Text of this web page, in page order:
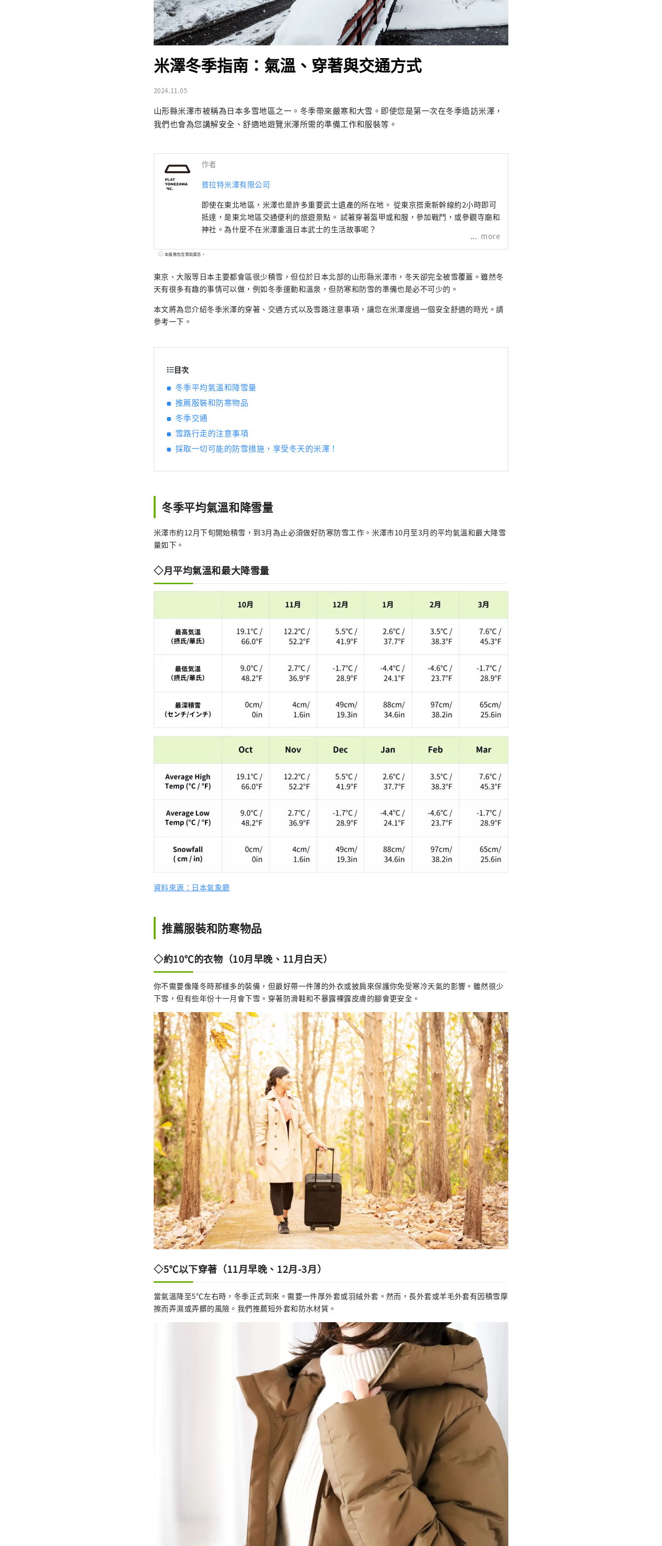
米澤冬季指南：氣溫、穿著與交通方式
2024.11.05
山形縣米澤市被稱為日本多雪地區之一。冬季帶來嚴寒和大雪。即使您是第一次在冬季造訪米澤，
我們也會為您講解安全、舒適地遊覽米澤所需的準備工作和服裝等。
作者
普拉特米澤有限公司
即使在東北地區，米澤也是許多重要武士遺產的所在地。 從東京搭乘新幹線約2小時即可
抵達，是東北地區交通便利的旅遊景點。 試著穿著盔甲或和服，參加戰鬥，或參觀寺廟和
神社。為什麼不在米澤重溫日本武士的生活故事呢？
more
本服務包含贊助廣告。
東京、大阪等日本主要都會區很少積雪，但位於日本北部的山形縣米澤市，冬天卻完全被雪覆蓋。雖然冬
天有很多有趣的事情可以做，例如冬季運動和溫泉，但防寒和防雪的準備也是必不可少的。
本文將為您介紹冬季米澤的穿著、交通方式以及雪路注意事項，讓您在米澤度過一個安全舒適的時光。請
參考一下。
目次
冬季平均氣溫和降雪量
推薦服裝和防寒物品
冬季交通
雪路行走的注意事項
採取一切可能的防雪措施，享受冬天的米澤！
冬季平均氣溫和降雪量
米澤市約12月下旬開始積雪，到3月為止必須做好防寒防雪工作。米澤市10月至3月的平均氣溫和最大降雪
量如下。
◇月平均氣溫和最大降雪量
資料來源：日本氣象廳
推薦服裝和防寒物品
◇約10℃的衣物（10月早晚、11月白天）
你不需要像隆冬時那樣多的裝備，但最好帶一件薄的外衣或披肩來保護你免受寒冷天氣的影響。雖然很少
下雪，但有些年份十一月會下雪。穿著防滑鞋和不暴露裸露皮膚的腳會更安全。
◇5℃以下穿著（11月早晚、12月-3月）
當氣溫降至5℃左右時，冬季正式到來。需要一件厚外套或羽絨外套。然而，長外套或羊毛外套有因積雪摩
擦而弄濕或弄髒的風險。我們推薦短外套和防水材質。